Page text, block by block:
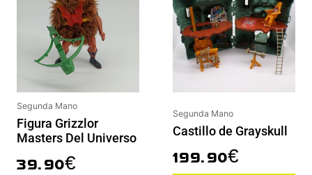
Segunda Mano
Figura Grizzlor
Masters Del Universo
39.90€
Segunda Mano
Castillo de Grayskull
199.90€